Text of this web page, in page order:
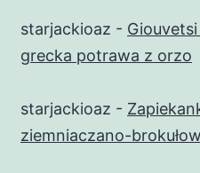
starjackioaz -
grecka potrawa z orzo
starjackioaz -
ziemniaczano-